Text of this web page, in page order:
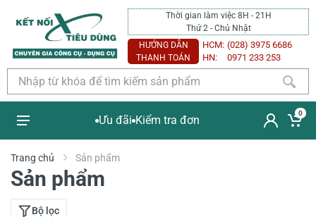
Thời gian làm việc 8H - 21H
Thứ 2 - Chủ Nhật
HƯỚNG DẪN
THANH TOÁN
HCM: (028) 3975 6686
HN:
0971 233 253
Ưu đãi Kiểm tra đơn
0
Trang chủ Sản phẩm
Sản phẩm
Bộ lọc